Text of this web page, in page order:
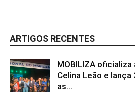
ARTIGOS RECENTES
MOBILIZA
Celina Leão e
as...